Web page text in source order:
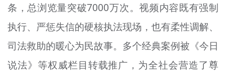
条，总浏览量突破7000万次。视频内容既有强制
执行、严惩失信的硬核执法现场，也有柔性调解、
司法救助的暖心为民故事。多个经典案例被《今日
说法》等权威栏目转载推广，为全社会营造了尊